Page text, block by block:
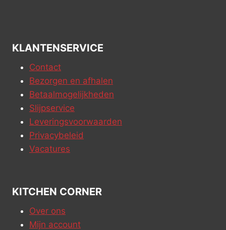
KLANTENSERVICE
Contact
Bezorgen en afhalen
Betaalmogelijkheden
Slijpservice
Leveringsvoorwaarden
Privacybeleid
Vacatures
KITCHEN CORNER
Over ons
Mijn account